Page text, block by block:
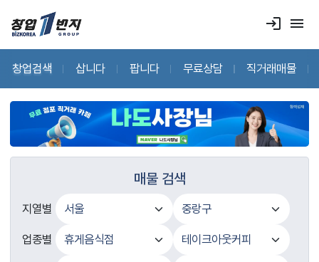
login menu
창업검색 삽니다 팝니다 무료상담 직거래매물
매물 검색
지열별
업종별